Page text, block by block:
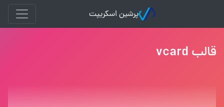
پرشین اسکریپت
قالب vcard